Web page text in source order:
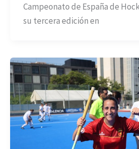
Campeonato de España de
su tercera edición en